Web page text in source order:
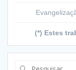
(*) Estes